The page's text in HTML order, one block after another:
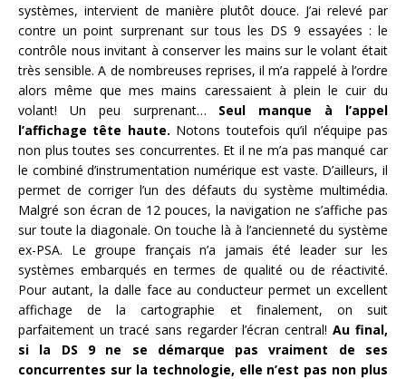
systèmes, intervient de manière plutôt douce. J’ai relevé par
contre un point surprenant sur tous les DS 9 essayées : le
contrôle nous invitant à conserver les mains sur le volant était
très sensible. A de nombreuses reprises, il m’a rappelé à l’ordre
alors même que mes mains caressaient à plein le cuir du
volant! Un peu surprenant… Seul manque à l’appel
l’affichage tête haute. Notons toutefois qu’il n’équipe pas
non plus toutes ses concurrentes. Et il ne m’a pas manqué car
le combiné d’instrumentation numérique est vaste. D’ailleurs, il
permet de corriger l’un des défauts du système multimédia.
Malgré son écran de 12 pouces, la navigation ne s’affiche pas
sur toute la diagonale. On touche là à l’ancienneté du système
ex-PSA. Le groupe français n’a jamais été leader sur les
systèmes embarqués en termes de qualité ou de réactivité.
Pour autant, la dalle face au conducteur permet un excellent
affichage de la cartographie et finalement, on suit
parfaitement un tracé sans regarder l’écran central!Au final,
si la DS 9 ne se démarque pas vraiment de ses
concurrentes sur la technologie, elle n’est pas non plus